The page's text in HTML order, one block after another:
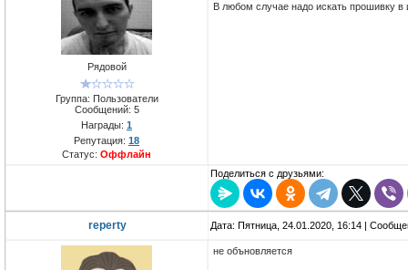
Рядовой
Группа: Пользователи
Сообщений: 5
Награды: 1
Репутация: 18
Статус: Оффлайн
В любом случае надо искать прошивку
Поделиться с друзьями:
reperty Дата: Пятница, 24.01.2020, 16:14 |
не объновляется